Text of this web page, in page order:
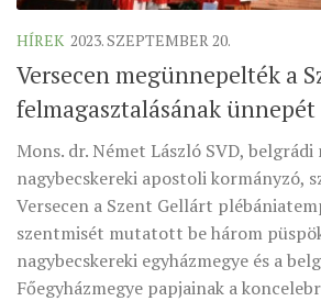
HÍREK 2023. SZEPTEMBER 20.
Versecen megünnepelték a
felmagasztalásának ünnepét
Mons. dr. Német László SVD,
nagybecskereki apostoli kormányzó,
Versecen a Szent Gellárt
szentmisét mutatott be három
nagybecskereki egyházmegye és a
Főegyházmegye papjainak a